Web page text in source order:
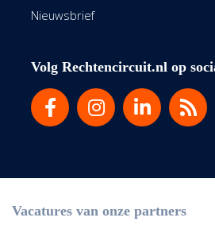
Nieuwsbrief
Volg Rechtencircuit.nl op
Vacatures van onze partners